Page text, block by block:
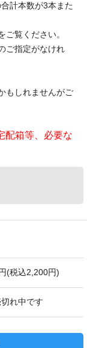
計本数が3本また
ご覧ください。
ご指定がなけれ
もしれませんがご
配箱等、必要な
(税込2,200円)
れ中です